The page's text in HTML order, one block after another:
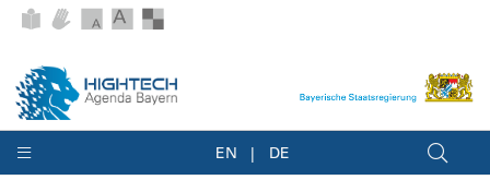
EN DE